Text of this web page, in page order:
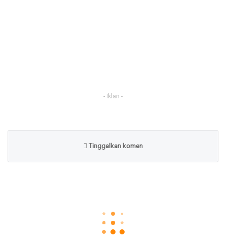
- Iklan -
Tinggalkan komen